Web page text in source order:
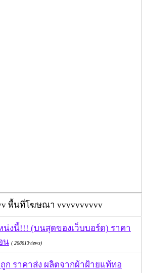
พื้นที่โฆษณา vvvvvvvvvv
งนี้!!! (บนสุดของเว็บบอร์ด) ราคา
น ( 268613views)
ก ราคาส่ง ผลิตจากผ้าฝ้ายแท้ทอ